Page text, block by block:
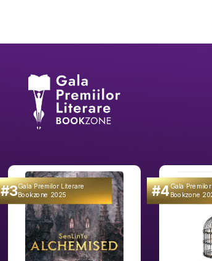
#3Gala Premilor Literare
Bookzone 2025 #4Gala
Bookzone